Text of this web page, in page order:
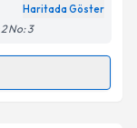
belirtilen
Haritada Göster
No: 3